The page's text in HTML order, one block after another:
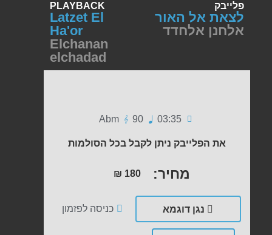
פלייבק
לצאת אל האור
אלחנן אלחדד
PLAYBACK
Latzet El
Ha'or
Elchanan
elchadad
03:35
90
Abm
את הפלייבק ניתן לקבל בכל הסולמות
מחיר: ₪ 180
נגן דוגמא כניסה לפזמון